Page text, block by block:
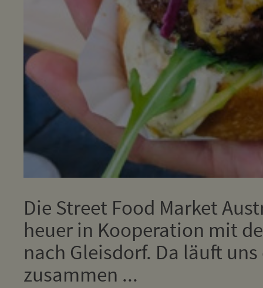
Die Street Food Market
heuer in Kooperation mit
nach Gleisdorf. Da läuft
zusammen ...